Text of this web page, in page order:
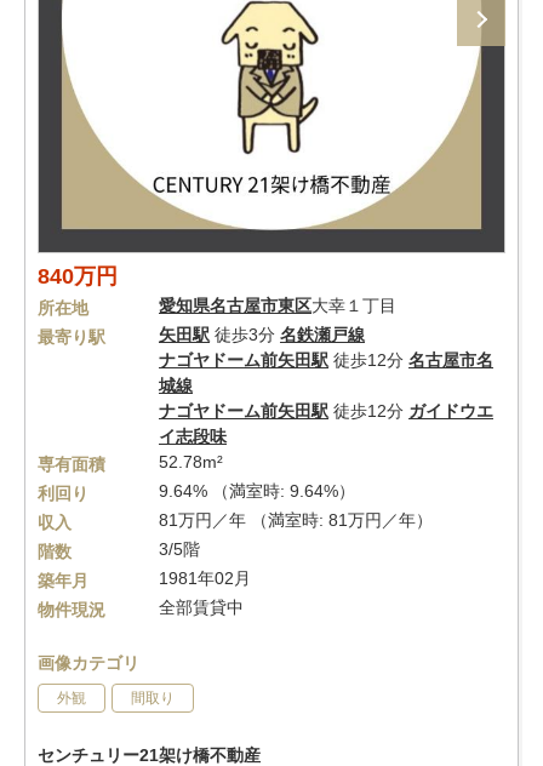
840万円
所在地 愛知県名古屋市東区大幸１丁目
最寄り駅
矢田駅 徒歩3分 名鉄瀬戸線
ナゴヤドーム前矢田駅 徒歩12分 名古屋市名
城線
ナゴヤドーム前矢田駅 徒歩12分 ガイドウエ
イ志段味
専有面積
52.78m²
利回り
9.64% （満室時: 9.64%）
収入
81万円／年 （満室時: 81万円／年）
階数
3/5階
築年月
1981年02月
物件現況
全部賃貸中
画像カテゴリ
外観 間取り
センチュリー21架け橋不動産